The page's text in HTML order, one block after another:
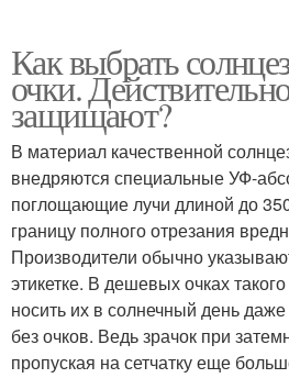
Как выбрать
очки.
защищают?
В материал качественной
внедряются специальные УФ-
поглощающие лучи длиной до
границу полного отрезания
Производители обычно
этикетке. В дешевых очках
носить их в солнечный день
без очков. Ведь зрачок при
пропуская на сетчатку еще